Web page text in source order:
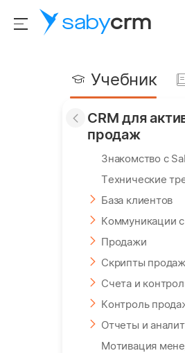
sabycrm
Учебник
CRM для
продаж
Знакомство с
Технические
База клиентов
Коммуникации
Продажи
Скрипты продаж
Счета и
Контроль
Отчеты и
Мотивация